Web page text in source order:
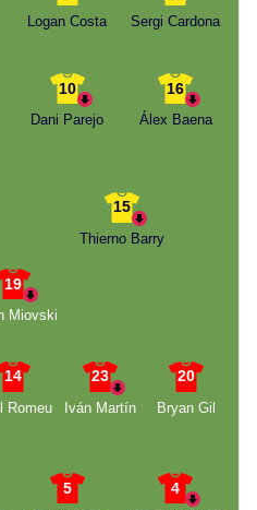
Logan Costa
Sergi Cardona
10
Dani Parejo
16
Álex Baena
15
Thierno Barry
19
Miovski
14
Romeu
23
Iván Martín
20
Bryan Gil
5
4